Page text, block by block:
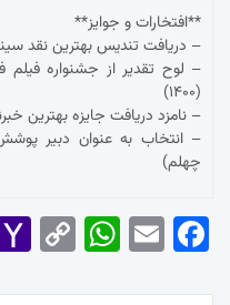
**افتخارات و جوایز**
– دریافت تندیس بهترین نقد
– لوح تقدیر از جشنواره
(۱۴۰۰)
– نامزد دریافت جایزه بهترین
– انتخاب به عنوان دبیر
چهلم)
Fac
Em
Wh
Co